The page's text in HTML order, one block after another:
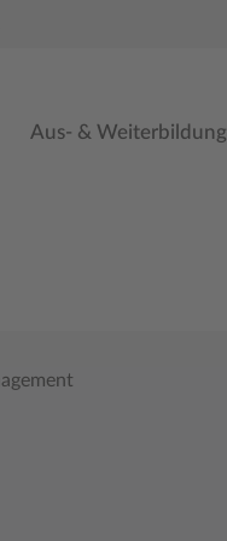
Aus- & Weiterbildung